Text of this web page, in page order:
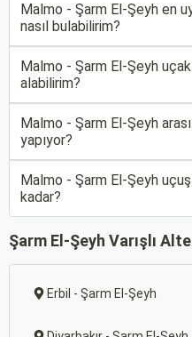
Malmo - Şarm El-Şeyh en
nasıl bulabilirim?
Malmo - Şarm El-Şeyh
alabilirim?
Malmo - Şarm El-Şeyh
yapıyor?
Malmo - Şarm El-Şeyh
kadar?
Şarm El-Şeyh Varışlı
Erbil - Şarm El-Şeyh